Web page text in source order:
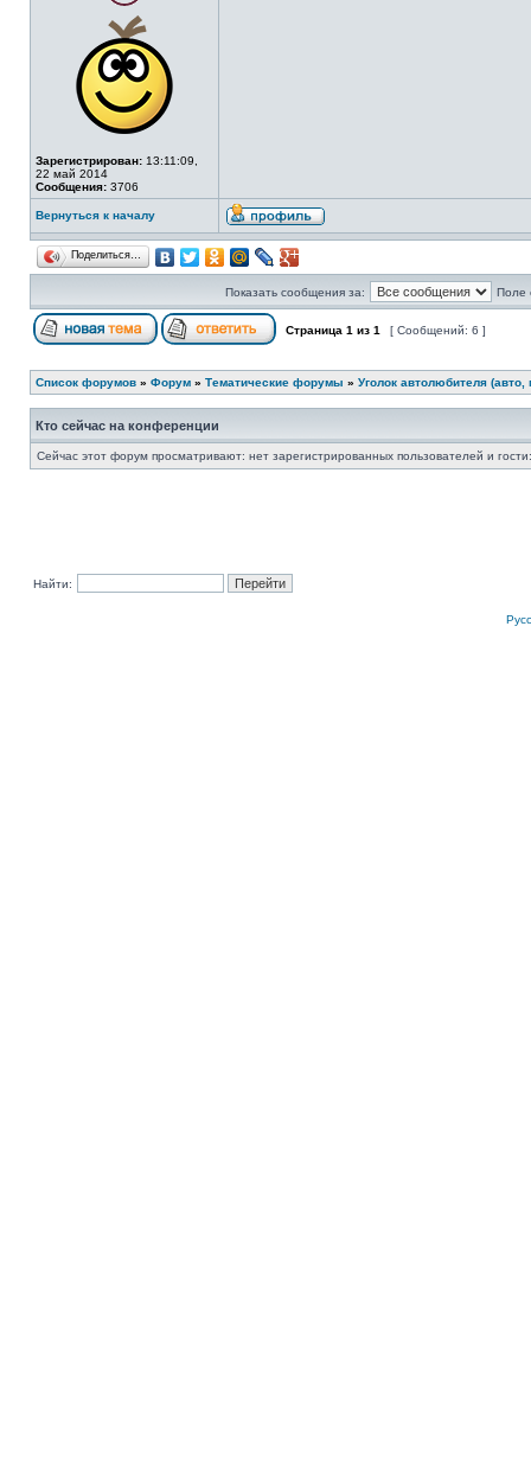
Зарегистрирован: 13:11:09,
22 май 2014
Сообщения: 3706
Вернуться к началу
Поделиться…
Показать сообщения за: Поле
Страница 1 из 1 [ Сообщений: 6 ]
Список форумов » Форум » Тематические форумы » Уголок автолюбителя (авто,
Кто сейчас на конференции
Сейчас этот форум просматривают: нет зарегистрированных пользователей и
Найти: